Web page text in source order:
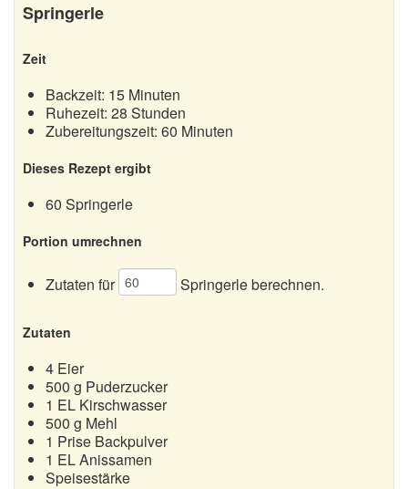
Engelsaugen
Florentiner
Heidesand
Hildabrötchen
Lebkuchen
Makronen
Haselnussmakronen
Kokosmakronen
Mandelmakronen
Mandelhörnchen
Nussecken
Pfeffernüsse
Schwarz-Weiß-Gebäck
Springerle
Zeit
Backzeit: 15 Minuten
Ruhezeit: 28 Stunden
Zubereitungszeit: 60 Minuten
Dieses Rezept ergibt
60 Springerle
Portion umrechnen
Zutaten für Springerle berechnen.
Zutaten
4 Eier
500 g Puderzucker
1 EL Kirschwasser
500 g Mehl
1 Prise Backpulver
1 EL Anissamen
Speisestärke